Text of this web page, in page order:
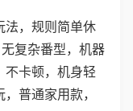
法，规则简单休
复杂番型，机器
不卡顿，机身轻
普通家用款，